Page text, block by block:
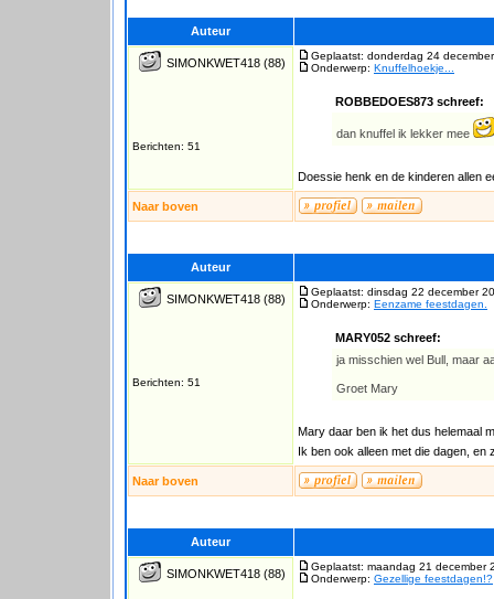
Auteur
SIMONKWET418 (88)
Berichten: 51
Geplaatst: donderdag 24
Onderwerp: Knuffelhoekje...
ROBBEDOES873 schreef:
dan knuffel ik lekker mee
Doessie henk en de kinderen allen
Naar boven
Auteur
SIMONKWET418 (88)
Berichten: 51
Geplaatst: dinsdag 22 december
Onderwerp: Eenzame feestdagen.
MARY052 schreef:
ja misschien wel Bull, maar
Groet Mary
Mary daar ben ik het dus helemaal
Ik ben ook alleen met die dagen, en
Naar boven
Auteur
SIMONKWET418 (88)
Geplaatst: maandag 21 december
Onderwerp: Gezellige feestdagen!?